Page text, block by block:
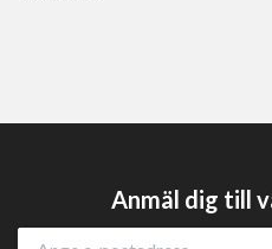
Anmäl dig till